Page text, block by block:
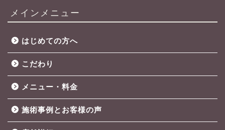
メインメニュー
はじめての方へ
こだわり
メニュー・料金
施術事例とお客様の声